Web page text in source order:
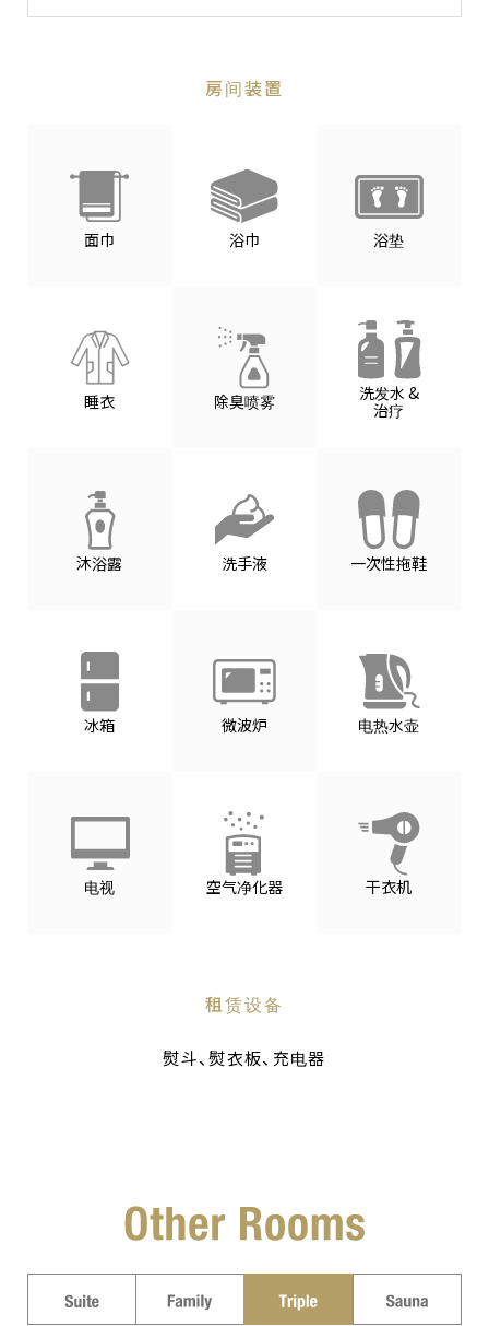
房间装置
面巾 浴巾 浴垫
睡衣 除臭喷雾
洗发水 &
治疗
沐浴露 洗手液 一次性拖鞋
冰箱 微波炉 电热水壶
电视 空气净化器 干衣机
租赁设备
熨斗、熨衣板、充电器